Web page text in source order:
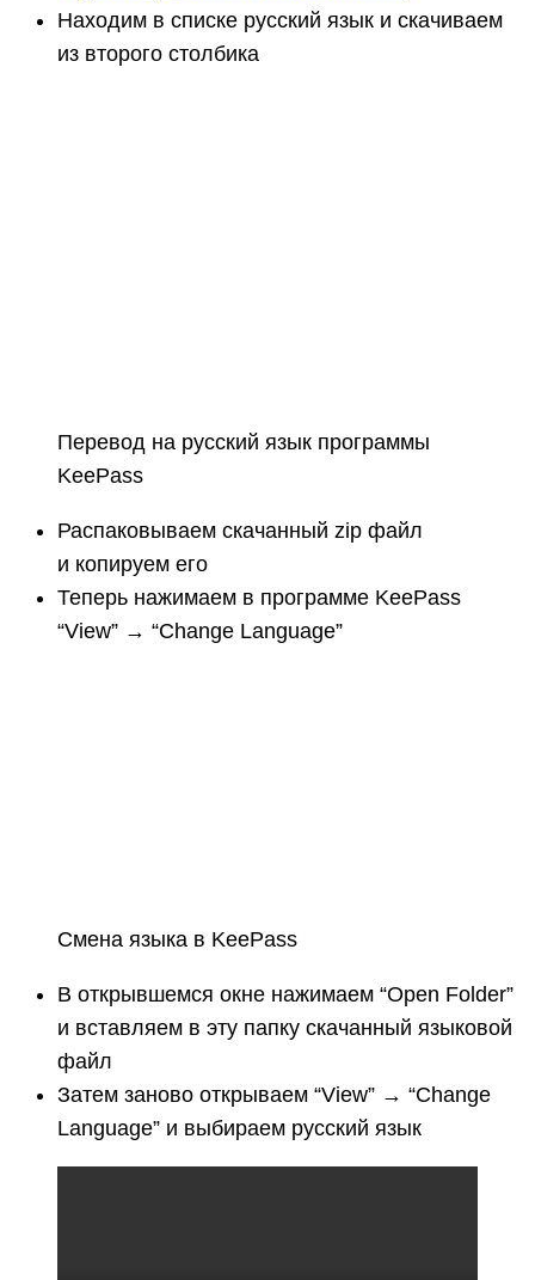
Находим в списке русский язык и скачиваем
из второго столбика
Перевод на русский язык программы
KeePass
Распаковываем скачанный zip файл
и копируем его
Теперь нажимаем в программе KeePass
“View” → “Change Language”
Смена языка в KeePass
В открывшемся окне нажимаем “Open Folder”
и вставляем в эту папку скачанный языковой
файл
Затем заново открываем “View” → “Change
Language” и выбираем русский язык